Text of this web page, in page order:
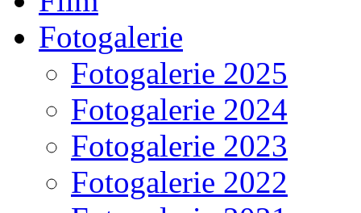
Fotogalerie
Fotogalerie 2025
Fotogalerie 2024
Fotogalerie 2023
Fotogalerie 2022